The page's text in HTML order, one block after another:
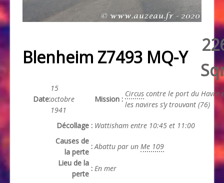
Blenheim Z7493 MQ-Y
Date:
15
octobre
1941
Mission :
Circus contre le port du Havre
les navires s’y trouvant (76)
Décollage : Wattisham entre 10:45 et 11:00
Causes de
la perte
: Abattu par un Me 109
Lieu de la
perte
: En mer